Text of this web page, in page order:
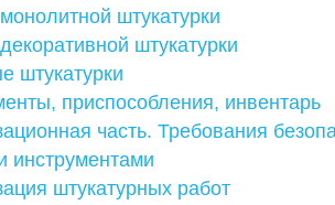
штукатурки
штукатурки
штукатурки
приспособления, инвентарь
часть. Требования
инструментами
штукатурных работ